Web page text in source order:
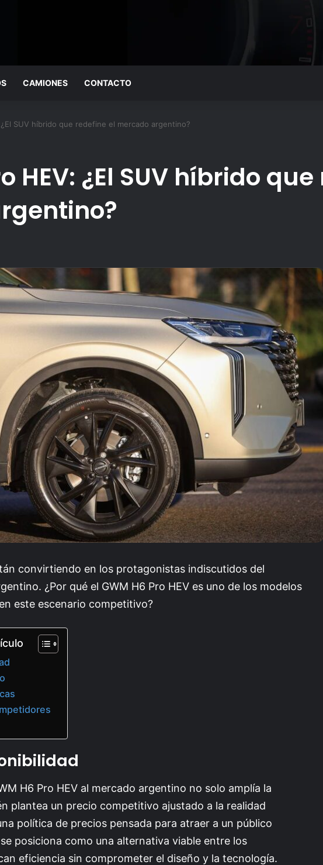
CAMIONES CONTACTO
SUV híbrido que redefine el mercado argentino?
HEV: ¿El SUV híbrido
convirtiendo en los protagonistas indiscutidos del
¿Por qué el GWM H6 Pro HEV es uno de los modelos
este escenario competitivo?
H6 Pro HEV al mercado argentino no solo amplía la
plantea un precio competitivo ajustado a la realidad
política de precios pensada para atraer a un público
posiciona como una alternativa viable entre los
eficiencia sin comprometer el diseño y la tecnología.